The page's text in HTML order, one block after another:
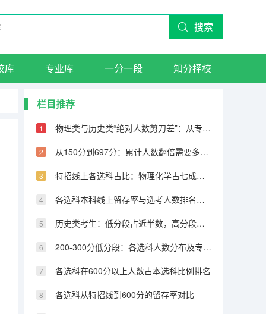
搜索
库 专业库 一分一段 知分择校
栏目推荐
物理类与历史类“绝对人数剪刀差”：从专科到600分物理反超22万人
从150分到697分：累计人数翻倍需要多少分，越高分段跨越越大
特招线上各选科占比：物理化学占七成，历史仅占三成
各选科本科线上留存率与选考人数排名完全相反
历史类考生：低分段占近半数，高分段锐减
200-300分低分段：各选科人数分布及专科保底策略
各选科在600分以上人数占本选科比例排名
各选科从特招线到600分的留存率对比